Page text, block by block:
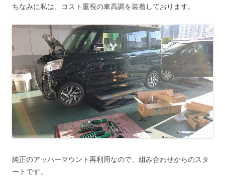
ちなみに私は、コスト重視の車高調を装着しております。
純正のアッパーマウント再利用なので、組み合わせからのスタ
ートです。